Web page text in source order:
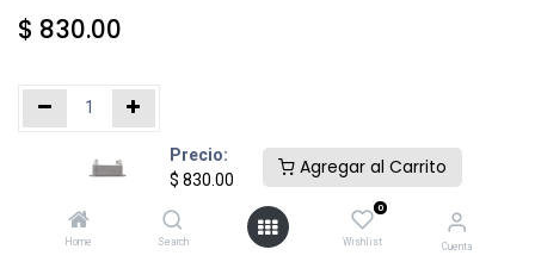
Precio:
$ 830.00
Agregar al Carrito
Home Search
0
Wishlist Cuenta
$ 830.00
Añadir al carrito Comprar ahora
Agregar a la lista de deseos